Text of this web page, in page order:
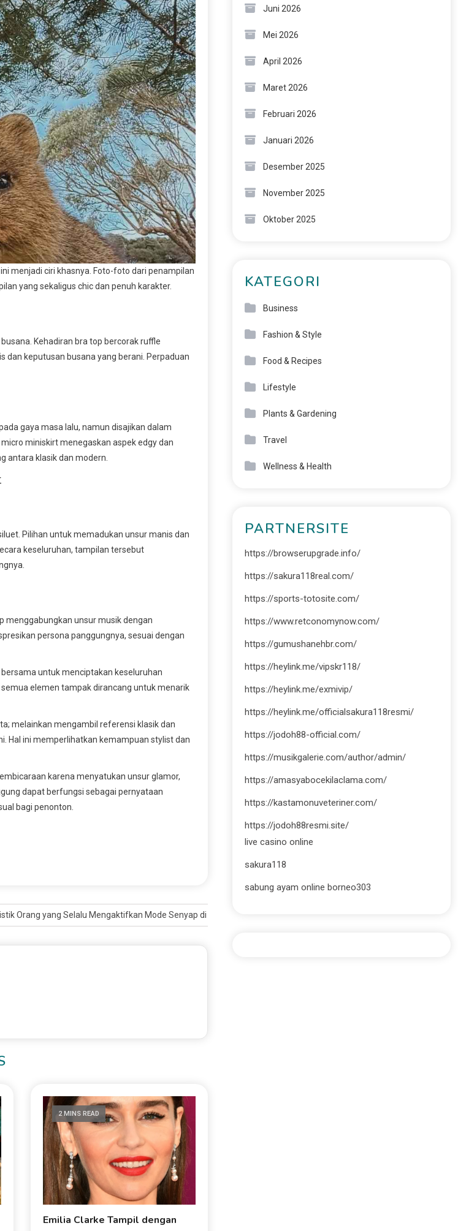
menjadi ciri khasnya. Foto-foto dari penampilan
yang sekaligus chic dan penuh karakter.
Kehadiran bra top bercorak ruffle
keputusan busana yang berani. Perpaduan
gaya masa lalu, namun disajikan dalam
miniskirt menegaskan aspek edgy dan
antara klasik dan modern.
Pilihan untuk memadukan unsur manis dan
keseluruhan, tampilan tersebut
menggabungkan unsur musik dengan
persona panggungnya, sesuai dengan
untuk menciptakan keseluruhan
elemen tampak dirancang untuk menarik
melainkan mengambil referensi klasik dan
Hal ini memperlihatkan kemampuan stylist dan
karena menyatukan unsur glamor,
dapat berfungsi sebagai pernyataan
bagi penonton.
Ibu Kota
Orang yang Selalu Mengaktifkan Mode Senyap di Ponsel
2 MINS READ
Emilia Clarke Tampil dengan
Juni 2026
Mei 2026
April 2026
Maret 2026
Februari 2026
Januari 2026
Desember 2025
November 2025
Oktober 2025
KATEGORI
Business
Fashion & Style
Food & Recipes
Lifestyle
Plants & Gardening
Travel
Wellness & Health
PARTNERSITE
https://browserupgrade.info/
https://sakura118real.com/
https://sports-totosite.com/
https://www.retconomynow.com/
https://gumushanehbr.com/
https://heylink.me/vipskr118/
https://heylink.me/exmivip/
https://heylink.me/officialsakura118resmi/
https://jodoh88-official.com/
https://musikgalerie.com/author/admin/
https://amasyabocekilaclama.com/
https://kastamonuveteriner.com/
https://jodoh88resmi.site/
live casino online
sakura118
sabung ayam online borneo303